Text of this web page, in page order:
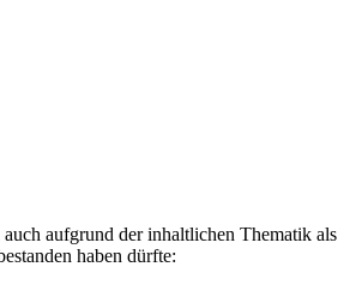
aufgrund der inhaltlichen Thematik als
haben dürfte: